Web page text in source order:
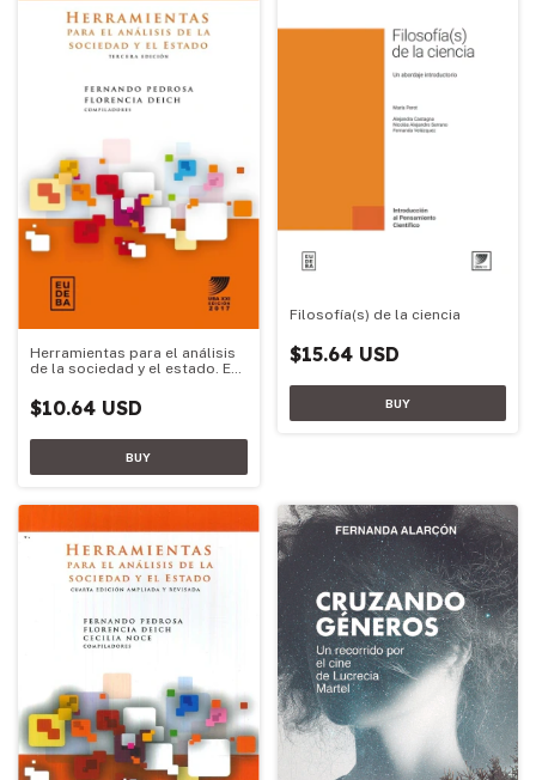
Herramientas para el análisis
de la sociedad y el estado. Ed.
$10.64 USD
Filosofía(s) de la ciencia
$15.64 USD